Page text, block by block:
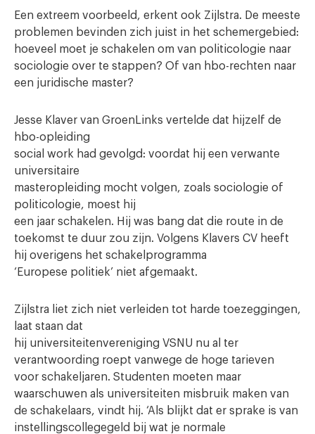
Een extreem voorbeeld, erkent ook Zijlstra. De meeste
problemen bevinden zich juist in het schemergebied:
hoeveel moet je schakelen om van politicologie naar
sociologie over te stappen? Of van hbo-rechten naar
een juridische master?
Jesse Klaver van GroenLinks vertelde dat hijzelf de
hbo-opleiding
social work had gevolgd: voordat hij een verwante
universitaire
masteropleiding mocht volgen, zoals sociologie of
politicologie, moest hij
een jaar schakelen. Hij was bang dat die route in de
toekomst te duur zou zijn. Volgens Klavers CV heeft
hij overigens het schakelprogramma
‘Europese politiek’ niet afgemaakt.
Zijlstra liet zich niet verleiden tot harde toezeggingen,
laat staan dat
hij universiteitenvereniging VSNU nu al ter
verantwoording roept vanwege de hoge tarieven
voor schakeljaren. Studenten moeten maar
waarschuwen als universiteiten misbruik maken van
de schakelaars, vindt hij. ‘Als blijkt dat er sprake is van
instellingscollegegeld bij wat je normale